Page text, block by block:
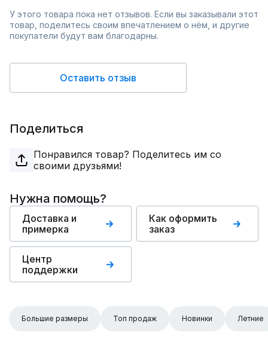
У этого товара пока нет отзывов. Если вы заказывали этот
товар, поделитесь своим впечатлением о нём, и другие
покупатели будут вам благодарны.
Оставить отзыв
Поделиться
Понравился товар? Поделитесь им со
своими друзьями!
Нужна помощь?
Доставка и
примерка
Как оформить
заказ
Центр
поддержки
Большие размеры Топ продаж Новинки Летние